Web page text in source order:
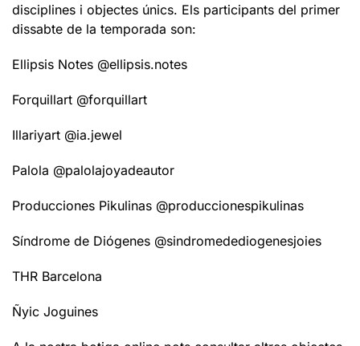
disciplines i objectes únics. Els participants del primer
dissabte de la temporada son:
Ellipsis Notes @ellipsis.notes
Forquillart @forquillart
Illariyart @ia.jewel
Palola @palolajoyadeautor
Producciones Pikulinas @produccionespikulinas
Síndrome de Diógenes @sindromedediogenesjoies
THR Barcelona
Ñyic Joguines